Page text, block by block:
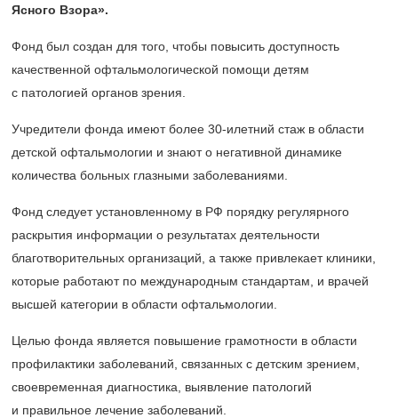
Ясного Взора».
Фонд был создан для того, чтобы повысить доступность
качественной офтальмологической помощи детям
с патологией органов зрения.
Учредители фонда имеют более 30-илетний стаж в области
детской офтальмологии и знают о негативной динамике
количества больных глазными заболеваниями.
Фонд следует установленному в РФ порядку регулярного
раскрытия информации о результатах деятельности
благотворительных организаций, а также привлекает клиники,
которые работают по международным стандартам, и врачей
высшей категории в области офтальмологии.
Целью фонда является повышение грамотности в области
профилактики заболеваний, связанных с детским зрением,
своевременная диагностика, выявление патологий
и правильное лечение заболеваний.